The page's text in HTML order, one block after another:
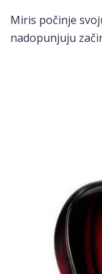
Miris počinje
nadopunjuju